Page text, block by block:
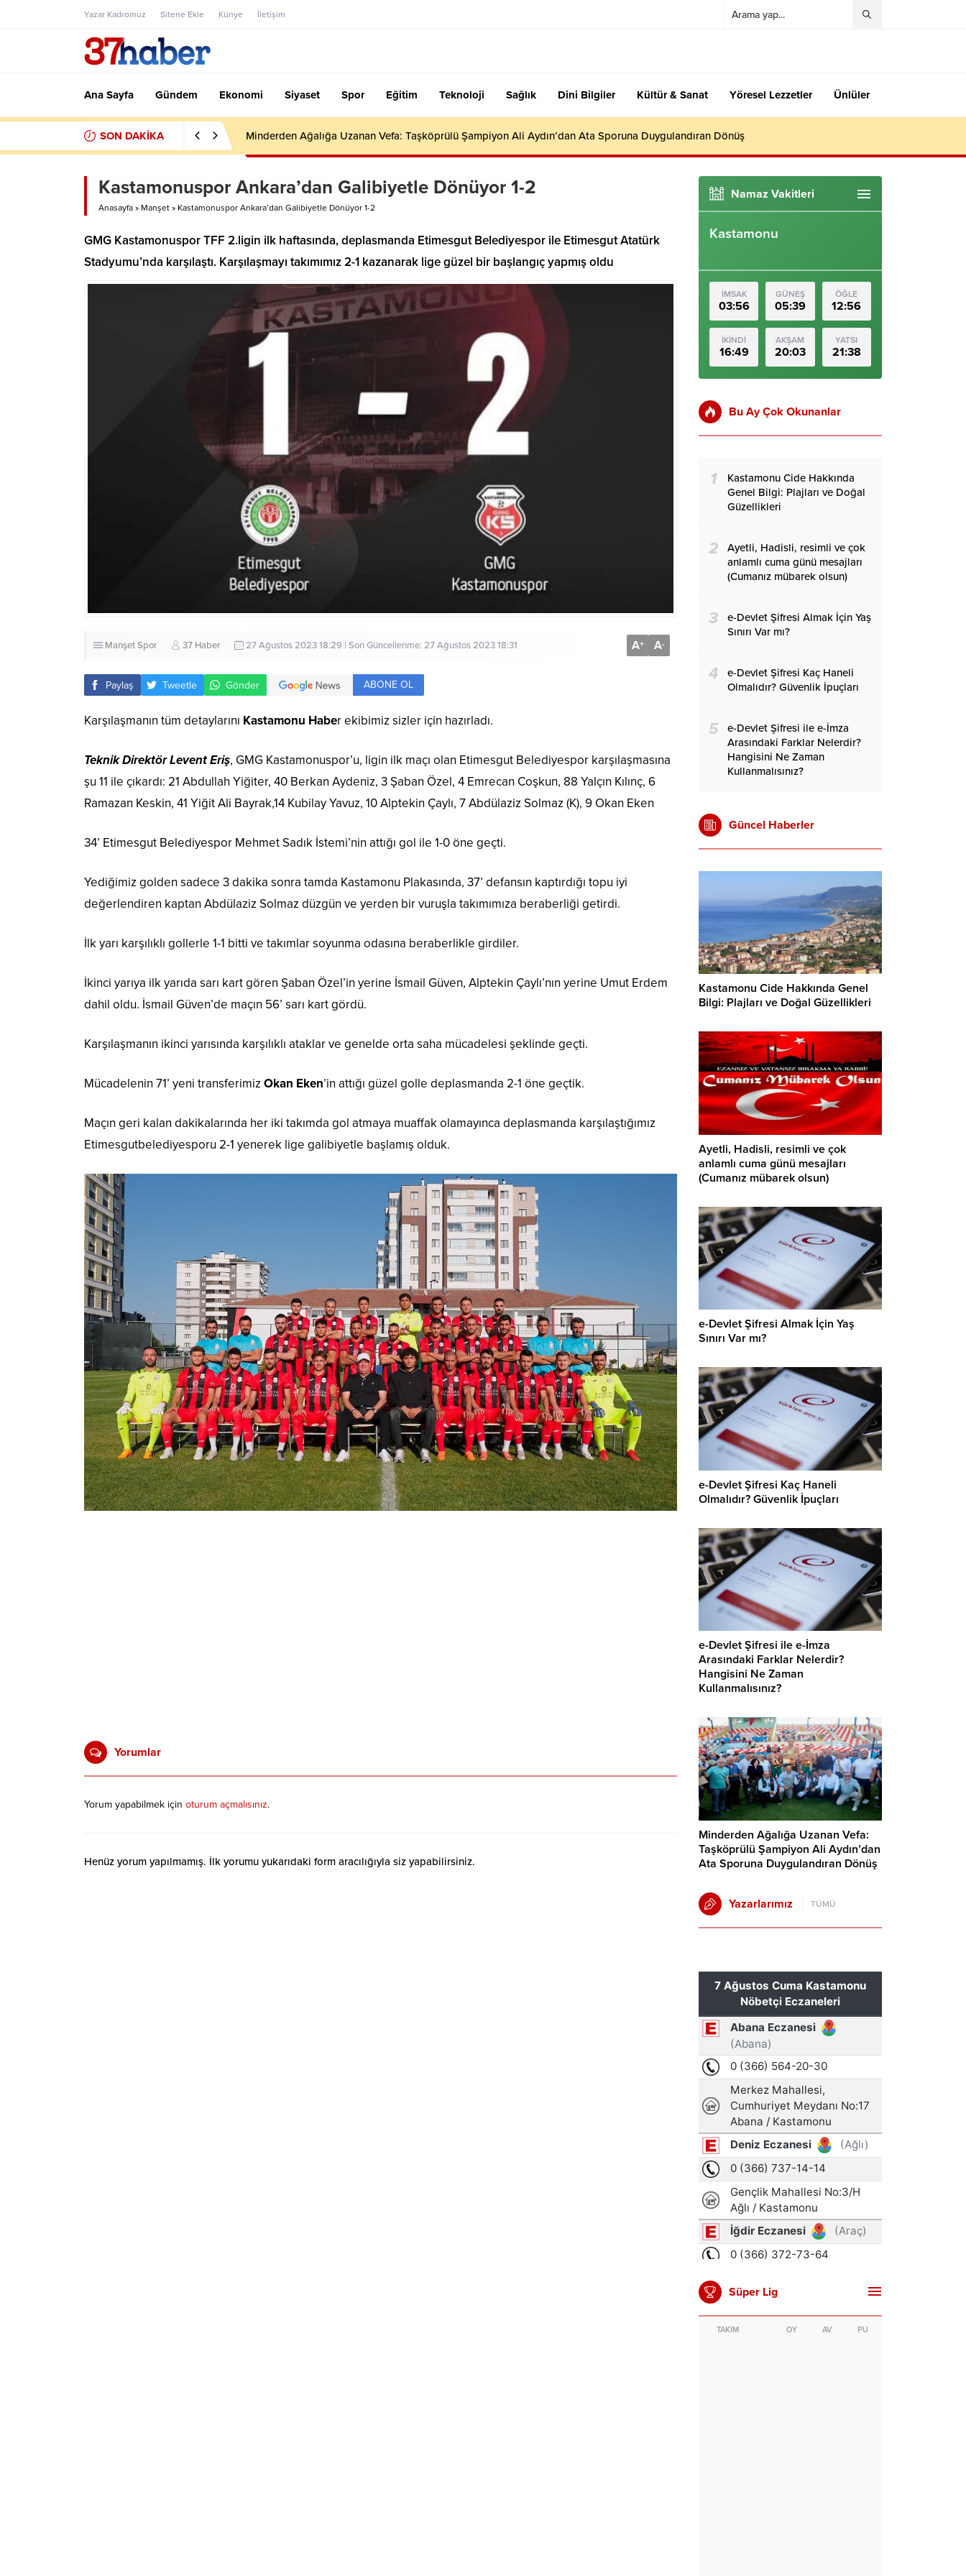
Yazar Kadromuz Sitene Ekle Künye İletişim
Ana Sayfa Gündem Ekonomi Siyaset Spor Eğitim Teknoloji Sağlık Dini Bilgiler Kültür & Sanat Yöresel Lezzetler Ünlüler
SON DAKİKA Minderden Ağalığa Uzanan Vefa: Taşköprülü Şampiyon Ali Aydın’dan Ata Sporuna Duygulandıran Dönüş
Kastamonuspor Ankara’dan Galibiyetle Dönüyor 1-2
Anasayfa » Manşet » Kastamonuspor Ankara’dan Galibiyetle Dönüyor 1-2
GMG Kastamonuspor TFF 2.ligin ilk haftasında, deplasmanda Etimesgut Belediyespor ile Etimesgut Atatürk
Stadyumu’nda karşılaştı. Karşılaşmayı takımımız 2-1 kazanarak lige güzel bir başlangıç yapmış oldu
ManşetSpor 37 Haber 27 Ağustos 2023 18:29 | Son Güncellenme: 27 Ağustos 2023 18:31 A+ A-
Paylaş Tweetle Gönder ABONE OL
Karşılaşmanın tüm detaylarını Kastamonu Haber ekibimiz sizler için hazırladı.
Teknik Direktör Levent Eriş, GMG Kastamonuspor’u, ligin ilk maçı olan Etimesgut Belediyespor karşılaşmasına
şu 11 ile çıkardı: 21 Abdullah Yiğiter, 40 Berkan Aydeniz, 3 Şaban Özel, 4 Emrecan Coşkun, 88 Yalçın Kılınç, 6
Ramazan Keskin, 41 Yiğit Ali Bayrak,14 Kubilay Yavuz, 10 Alptekin Çaylı, 7 Abdülaziz Solmaz (K), 9 Okan Eken
34’ Etimesgut Belediyespor Mehmet Sadık İstemi’nin attığı gol ile 1-0 öne geçti.
Yediğimiz golden sadece 3 dakika sonra tamda Kastamonu Plakasında, 37’ defansın kaptırdığı topu iyi
değerlendiren kaptan Abdülaziz Solmaz düzgün ve yerden bir vuruşla takımımıza beraberliği getirdi.
İlk yarı karşılıklı gollerle 1-1 bitti ve takımlar soyunma odasına beraberlikle girdiler.
İkinci yarıya ilk yarıda sarı kart gören Şaban Özel’in yerine İsmail Güven, Alptekin Çaylı’nın yerine Umut Erdem
dahil oldu. İsmail Güven’de maçın 56’ sarı kart gördü.
Karşılaşmanın ikinci yarısında karşılıklı ataklar ve genelde orta saha mücadelesi şeklinde geçti.
Mücadelenin 71’ yeni transferimizOkan Eken’in attığı güzel golle deplasmanda 2-1 öne geçtik.
Maçın geri kalan dakikalarında her iki takımda gol atmaya muaffak olamayınca deplasmanda karşılaştığımız
Etimesgutbelediyesporu 2-1 yenerek lige galibiyetle başlamış olduk.
Yorumlar
Yorum yapabilmek için oturum açmalısınız.
Henüz yorum yapılmamış. İlk yorumu yukarıdaki form aracılığıyla siz yapabilirsiniz.
Namaz Vakitleri
Kastamonu
İMSAK
03:56
GÜNEŞ
05:39
ÖĞLE
12:56
İKİNDİ
16:49
AKŞAM
20:03
YATSI
21:38
Bu Ay Çok Okunanlar
1
Kastamonu Cide Hakkında
Genel Bilgi: Plajları ve Doğal
Güzellikleri
2
Ayetli, Hadisli, resimli ve çok
anlamlı cuma günü mesajları
(Cumanız mübarek olsun)
3
e-Devlet Şifresi Almak İçin Yaş
Sınırı Var mı?
4
e-Devlet Şifresi Kaç Haneli
Olmalıdır? Güvenlik İpuçları
5
e-Devlet Şifresi ile e-İmza
Arasındaki Farklar Nelerdir?
Hangisini Ne Zaman
Kullanmalısınız?
Güncel Haberler
Kastamonu Cide Hakkında Genel
Bilgi: Plajları ve Doğal Güzellikleri
Ayetli, Hadisli, resimli ve çok
anlamlı cuma günü mesajları
(Cumanız mübarek olsun)
e-Devlet Şifresi Almak İçin Yaş
Sınırı Var mı?
e-Devlet Şifresi Kaç Haneli
Olmalıdır? Güvenlik İpuçları
e-Devlet Şifresi ile e-İmza
Arasındaki Farklar Nelerdir?
Hangisini Ne Zaman
Kullanmalısınız?
Minderden Ağalığa Uzanan Vefa:
Taşköprülü Şampiyon Ali Aydın’dan
Ata Sporuna Duygulandıran Dönüş
Yazarlarımız TÜMÜ
Süper Lig
TAKIM OY AV PU